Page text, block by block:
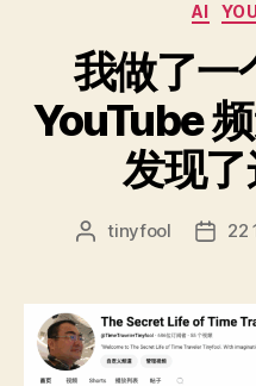
AI
我做了一
YouTube
发现
文
者
tinyfool
发
期
22